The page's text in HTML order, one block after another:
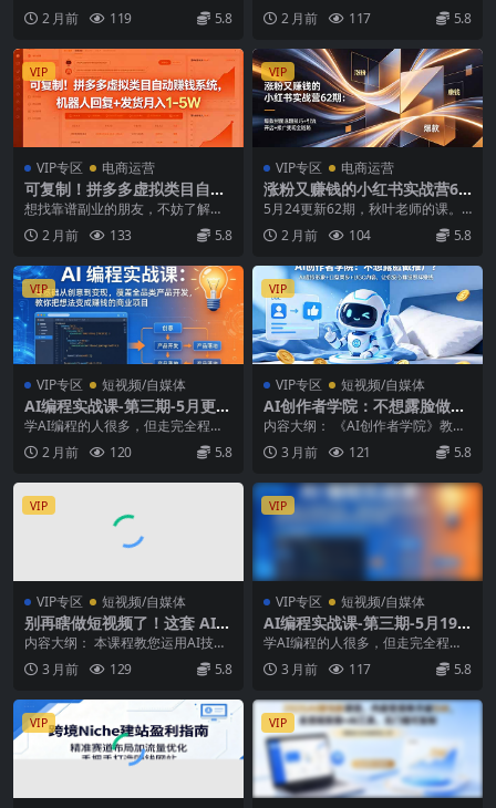
解，打破学习工作赚钱死循环
题，是问出路。 不少家长读者说，
学区房买了，结果跌的...
2 月前 119 5.8
运营，省时省力，无需人为干预操
作，日化可达300...
2 月前 117 5.8
VIP
VIP专区 电商运营
可复制！拼多多虚拟类目自动
赚钱系统，机器人回复+发货
想找靠谱副业的朋友，不妨了解下
虚拟类项目。这类项目对新手十分
友好，虽说单份收益有...
2 月前 133 5.8
VIP
VIP专区 电商运营
涨粉又赚钱的小红书实战营62
期：爆款封面选题技巧+引流
5月24更新62期，秋叶老师的课。
强烈推荐！！！26年最强小红书课
程！！！ 用好...
2 月前 104 5.8
VIP
VIP专区 短视频/自媒体
AI编程实战课-第三期-5月更
新：零基础从创意到变现，覆
盖全品类产品开发，把想法变
成赚钱项目
学AI编程的人很多，但走完全程的
人很少，通过AI编程做项目賺钱的
人更少。 有人卡...
2 月前 120 5.8
VIP
VIP专区 短视频/自媒体
AI创作者学院：不想露脸做推
广？AI虚拟形象+口型同步+U
GC内容，让你安心睡觉照样赚
钱
内容大纲： 《AI创作者学院》教您
创建超高拟真度的数字分身，让它
在您无需亲自出镜...
3 月前 121 5.8
VIP
VIP专区 短视频/自媒体
别再瞎做短视频了！这套 AI
方法让你做出大片级动画还能
赚钱【原创双语字幕】
内容大纲： 本课程教您运用AI技
术，快速制作出媲美大制作电影水
准的专业级动画短片...
3 月前 129 5.8
VIP
VIP专区 短视频/自媒体
AI编程实战课-第三期-5月19
更新：零基础从创意到变现，
覆盖全品类产品开发，把想法
变成赚钱项目
学AI编程的人很多，但走完全程的
人很少，通过AI编程做项目賺钱的
人更少。 有人卡...
3 月前 117 5.8
VIP VIP